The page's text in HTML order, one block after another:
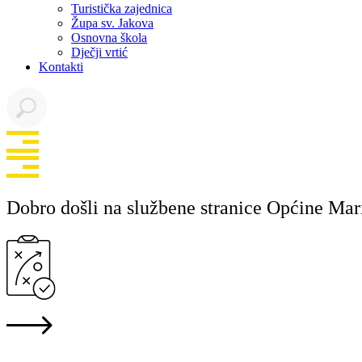
Turistička zajednica
Župa sv. Jakova
Osnovna škola
Dječji vrtić
Kontakti
Dobro došli na službene stranice Općine